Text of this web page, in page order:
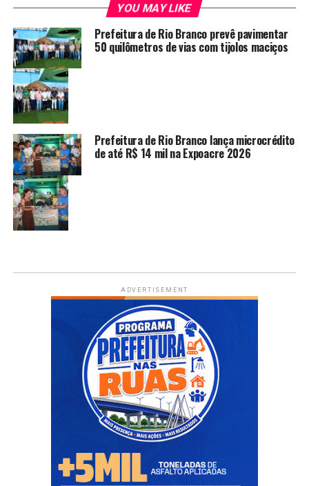
YOU MAY LIKE
Prefeitura de Rio Branco prevê pavimentar
50 quilômetros de vias com tijolos maciços
Prefeitura de Rio Branco lança microcrédito
de até R$ 14 mil na Expoacre 2026
ADVERTISEMENT